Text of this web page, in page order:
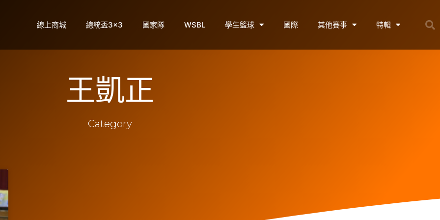
線上商城 總統盃3×3 國家隊 WSBL 學生籃球 國際 其他賽事 特輯
王凱正
Category